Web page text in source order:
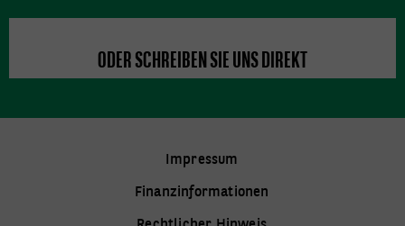
ODER SCHREIBEN SIE UNS DIREKT
VIELEN DANK
Impressum
Finanzinformationen